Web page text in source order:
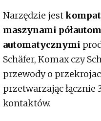
Narzędzie jest
maszynami
automatycznymi
Schäfer, Komax czy
przewody o
przetwarzając łącznie
kontaktów.